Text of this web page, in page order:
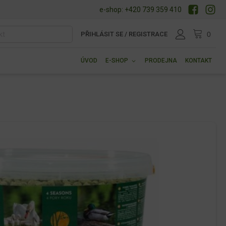
e-shop: +420 739 359 410
PŘIHLÁSIT SE / REGISTRACE
ÚVOD E-SHOP PRODEJNA KONTAKT